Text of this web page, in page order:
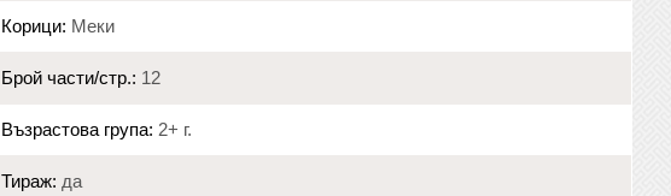
Корици: Меки
Брой части/стр.: 12
Възрастова група: 2+ г.
Тираж: да